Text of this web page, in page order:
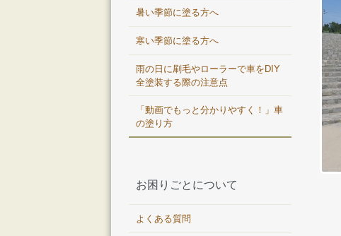
暑い季節に塗る方へ
寒い季節に塗る方へ
雨の日に刷毛やローラーで車をDIY
全塗装する際の注意点
「動画でもっと分かりやすく！」車
の塗り方
お困りごとについて
よくある質問